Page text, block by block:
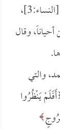
[النساء:3]،
وقال
والتي
أَفَلَمْ يَنْظُرُوا